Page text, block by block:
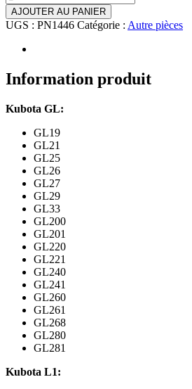
AJOUTER AU PANIER
UGS : PN1446 Catégorie : Autre pièces
Information produit
Kubota GL:
GL19
GL21
GL25
GL26
GL27
GL29
GL33
GL200
GL201
GL220
GL221
GL240
GL241
GL260
GL261
GL268
GL280
GL281
Kubota L1: